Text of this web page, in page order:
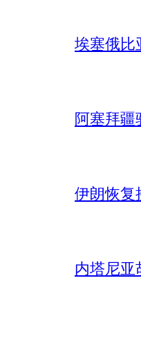
埃塞俄比
阿塞拜疆
伊朗恢复
内塔尼亚